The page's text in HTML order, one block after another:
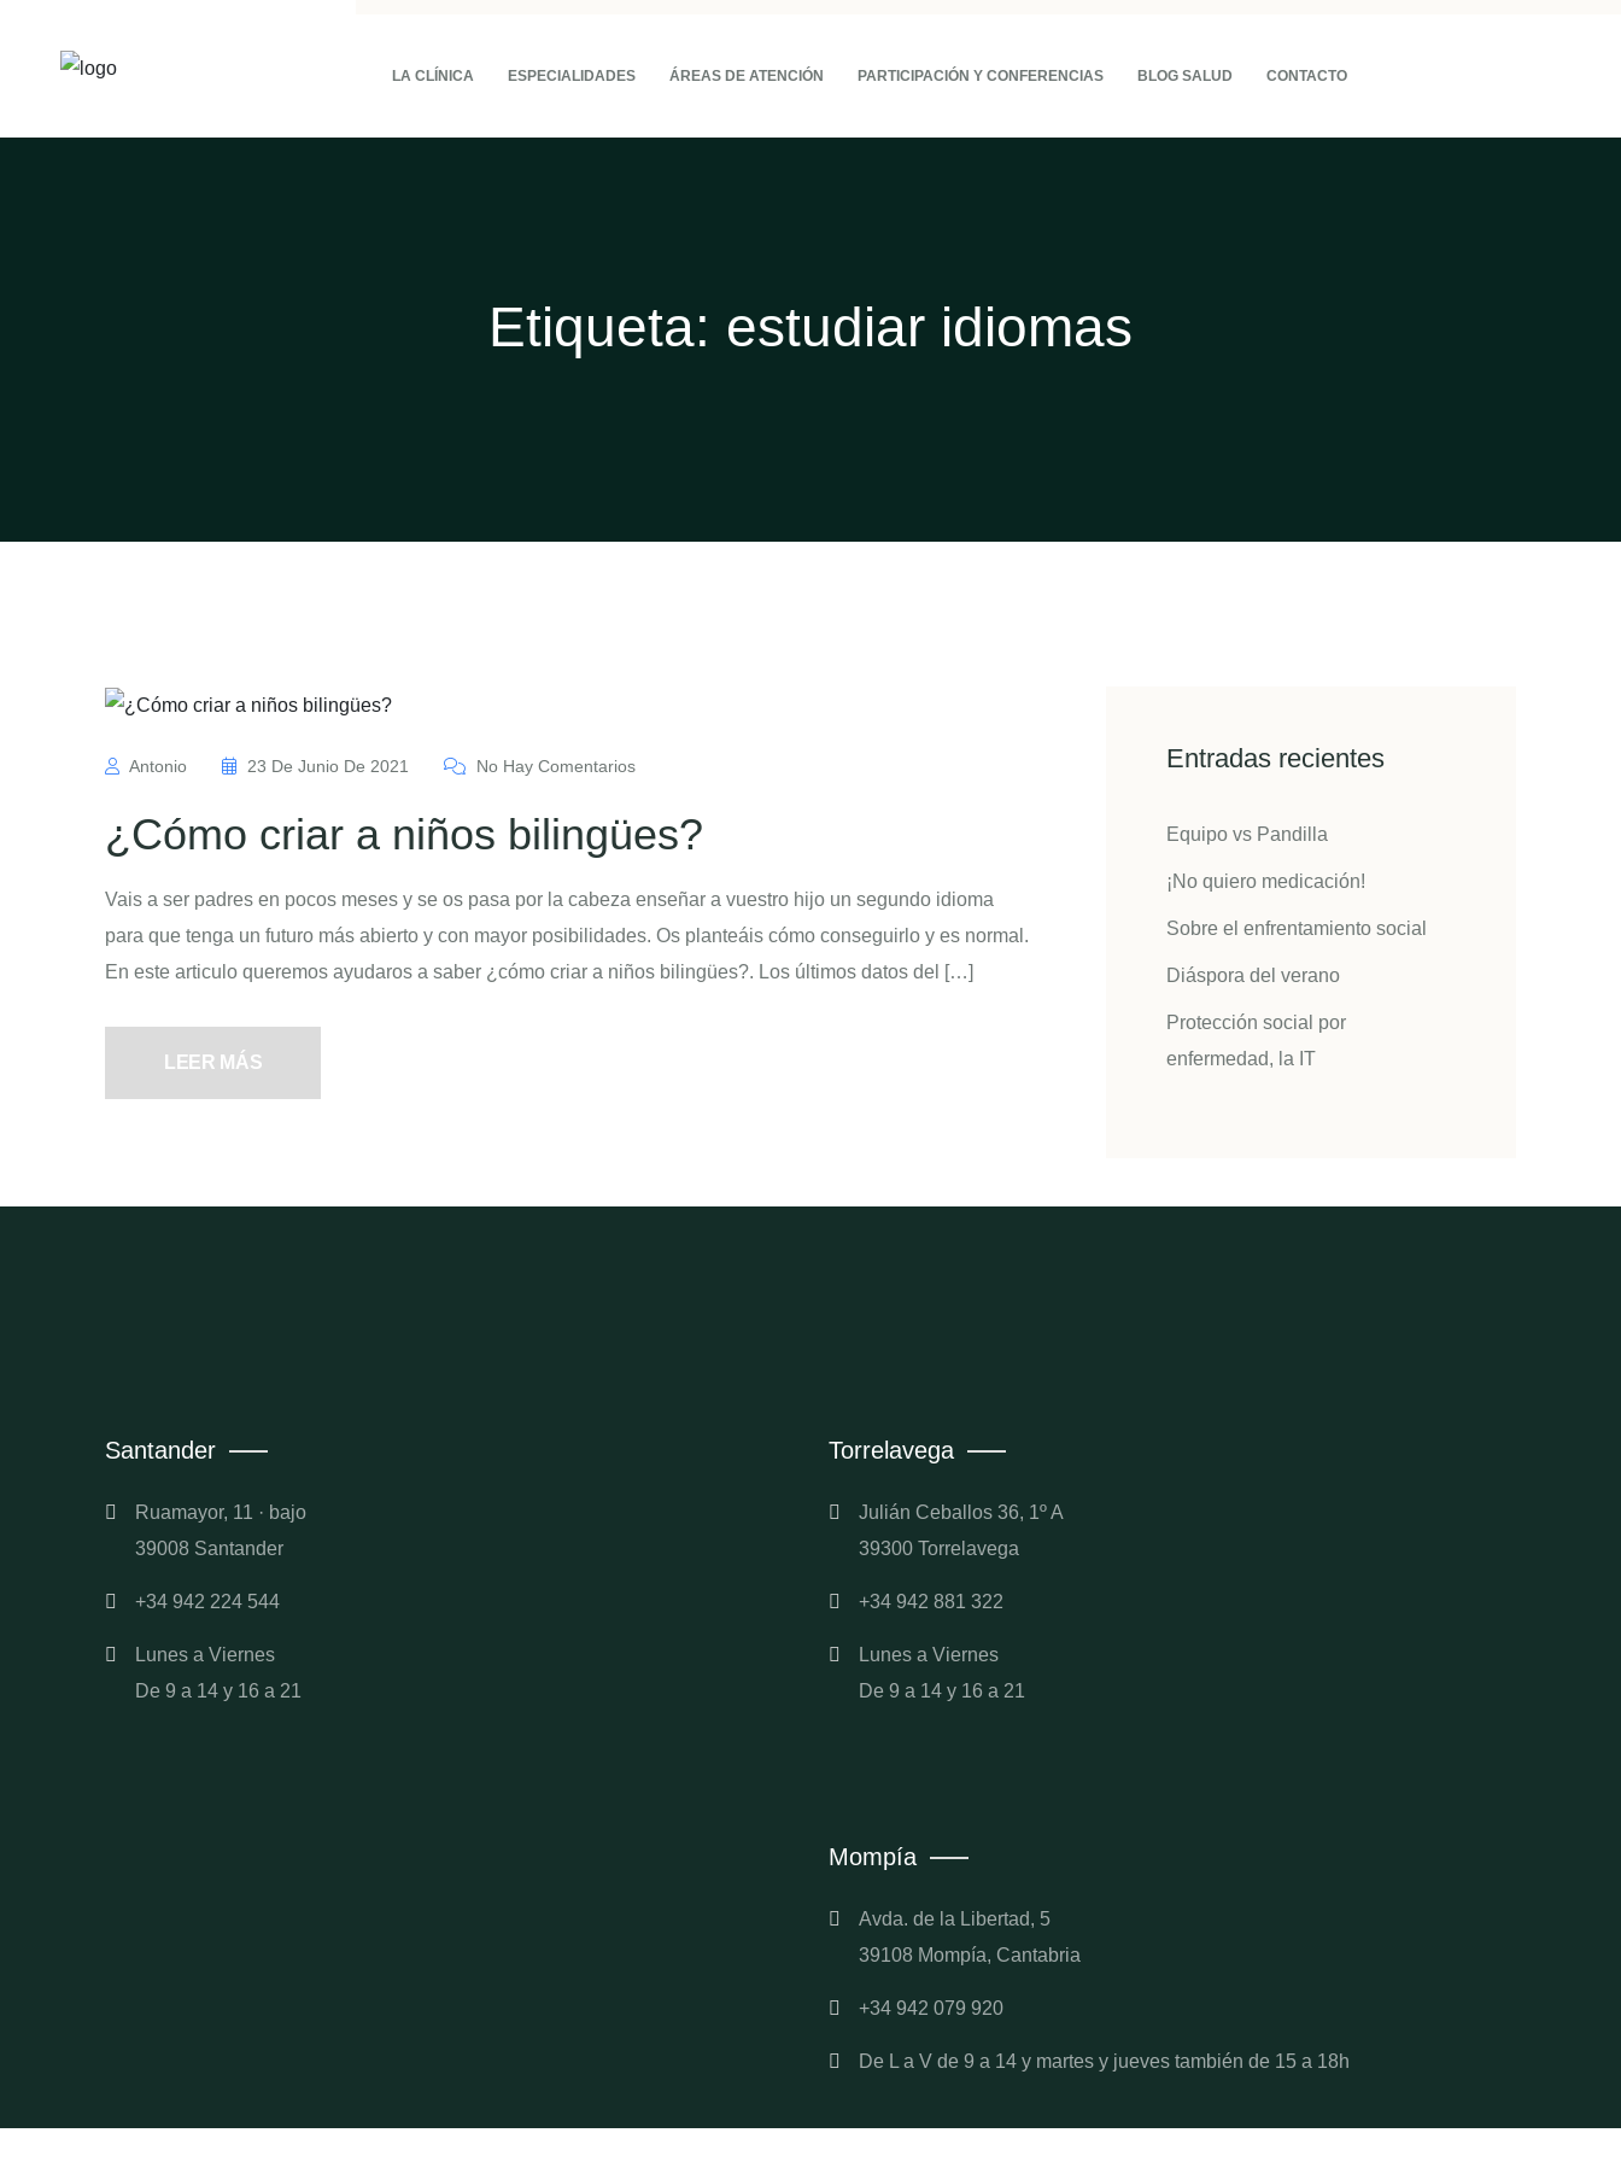
LA CLÍNICA ESPECIALIDADES ÁREAS DE ATENCIÓN PARTICIPACIÓN Y CONFERENCIAS BLOG SALUD CONTACTO
Etiqueta: estudiar idiomas
Antonio 23 De Junio De 2021 No Hay Comentarios
¿Cómo criar a niños bilingües?
Vais a ser padres en pocos meses y se os pasa por la cabeza enseñar a vuestro hijo un segundo idioma
para que tenga un futuro más abierto y con mayor posibilidades. Os planteáis cómo conseguirlo y es normal.
En este articulo queremos ayudaros a saber ¿cómo criar a niños bilingües?. Los últimos datos del […]
LEER MÁS
Entradas recientes
Equipo vs Pandilla
¡No quiero medicación!
Sobre el enfrentamiento social
Diáspora del verano
Protección social por
enfermedad, la IT
Santander
Ruamayor, 11 · bajo
39008 Santander
+34 942 224 544
Lunes a Viernes
De 9 a 14 y 16 a 21
Torrelavega
Julián Ceballos 36, 1º A
39300 Torrelavega
+34 942 881 322
Lunes a Viernes
De 9 a 14 y 16 a 21
Mompía
Avda. de la Libertad, 5
39108 Mompía, Cantabria
+34 942 079 920
De L a V de 9 a 14 y martes y jueves también de 15 a 18h